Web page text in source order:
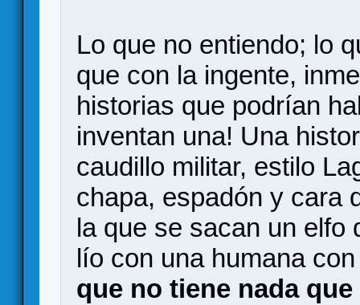
Lo que no entiendo; lo
que con la ingente,
historias que podrían
inventan una! Una
caudillo militar, estilo
chapa, espadón y cara
la que se sacan un elfo
lío con una humana
que no tiene nada